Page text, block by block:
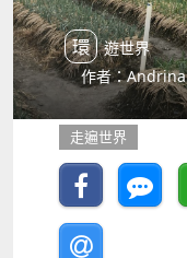
環遊世界
作者：Andrina
走遍世界